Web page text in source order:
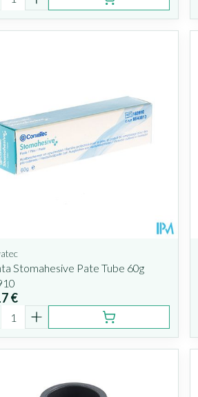
Stomahesive Pate Tube 60g
€